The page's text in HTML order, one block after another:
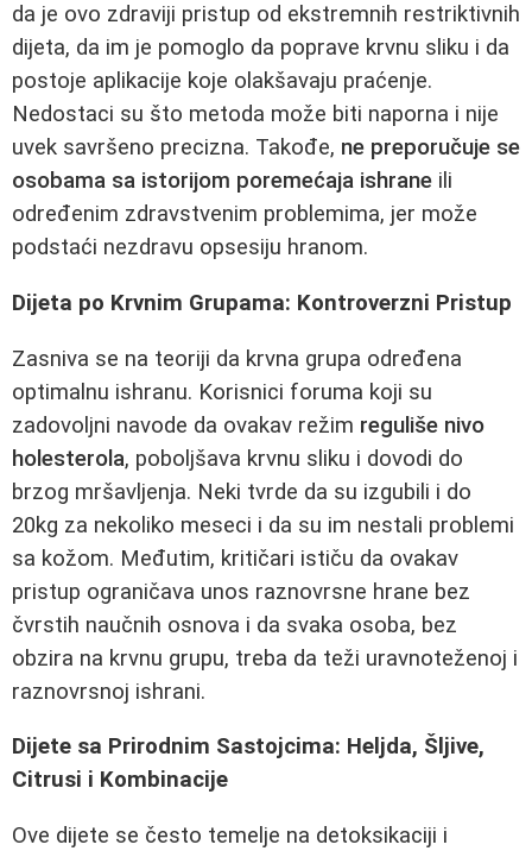
da je ovo zdraviji pristup od ekstremnih restriktivnih
dijeta, da im je pomoglo da poprave krvnu sliku i da
postoje aplikacije koje olakšavaju praćenje.
Nedostaci su što metoda može biti naporna i nije
uvek savršeno precizna. Takođe, ne preporučuje se
osobama sa istorijom poremećaja ishrane ili
određenim zdravstvenim problemima, jer može
podstaći nezdravu opsesiju hranom.
Dijeta po Krvnim Grupama: Kontroverzni Pristup
Zasniva se na teoriji da krvna grupa određena
optimalnu ishranu. Korisnici foruma koji su
zadovoljni navode da ovakav režim reguliše nivo
holesterola, poboljšava krvnu sliku i dovodi do
brzog mršavljenja. Neki tvrde da su izgubili i do
20kg za nekoliko meseci i da su im nestali problemi
sa kožom. Međutim, kritičari ističu da ovakav
pristup ograničava unos raznovrsne hrane bez
čvrstih naučnih osnova i da svaka osoba, bez
obzira na krvnu grupu, treba da teži uravnoteženoj i
raznovrsnoj ishrani.
Dijete sa Prirodnim Sastojcima: Heljda, Šljive,
Citrusi i Kombinacije
Ove dijete se često temelje na detoksikaciji i